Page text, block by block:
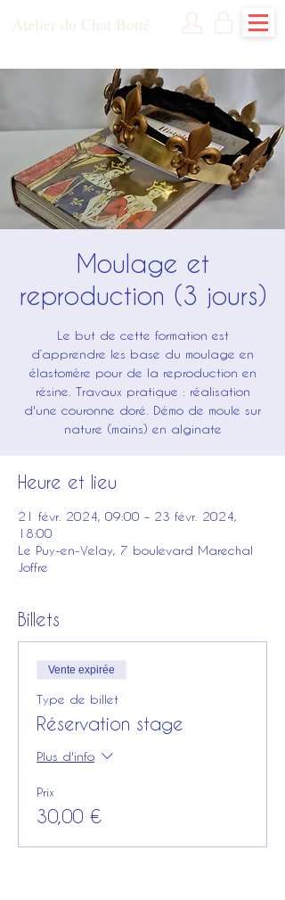
Atelier du Chat Botté
Moulage et
reproduction (3 jours)
Le but de cette formation est
d’apprendre les base du moulage en
élastomère pour de la reproduction en
résine. Travaux pratique : réalisation
d'une couronne doré. Démo de moule sur
nature (mains) en alginate
Heure et lieu
21 févr. 2024, 09:00 – 23 févr. 2024,
18:00
Le Puy-en-Velay, 7 boulevard Marechal
Joffre
Billets
Vente expirée
Type de billet
Réservation stage
Plus d'info
Prix
30,00 €